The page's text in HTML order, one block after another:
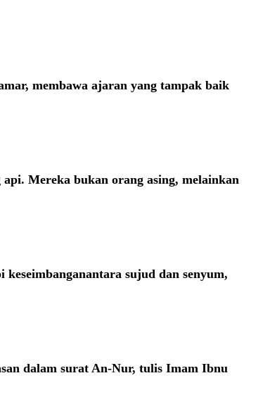
membawa ajaran yang tampak baik
Mereka bukan orang asing, melainkan
sujud dan senyum,
dalam surat An-Nur, tulis Imam Ibnu